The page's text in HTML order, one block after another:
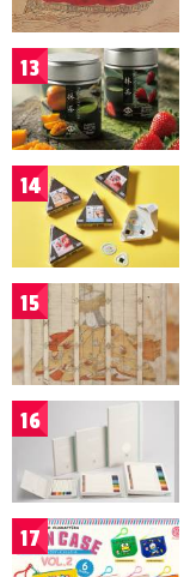
13
14
15
16
17